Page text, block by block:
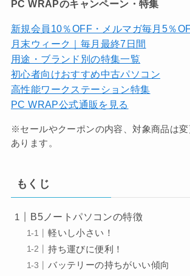
PC WRAPのキャンペーン・特集
新規会員10％OFF・メルマガ毎月5％
月末ウィーク｜毎月最終7日間
用途・ブランド別の特集一覧
初心者向けおすすめ中古パソコン
高性能ワークステーション特集
PC WRAP公式通販を見る
※セールやクーポンの内容、対象商品は
あります。
もくじ
B5ノートパソコンの特徴
軽いし小さい！
持ち運びに便利！
バッテリーの持ちがいい傾向